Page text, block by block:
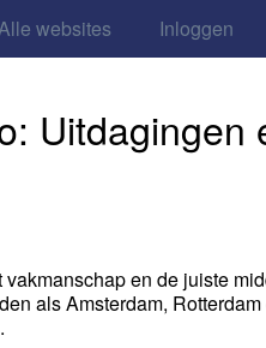
websites Inloggen
Uitdagingen
en de juiste
als Amsterdam,